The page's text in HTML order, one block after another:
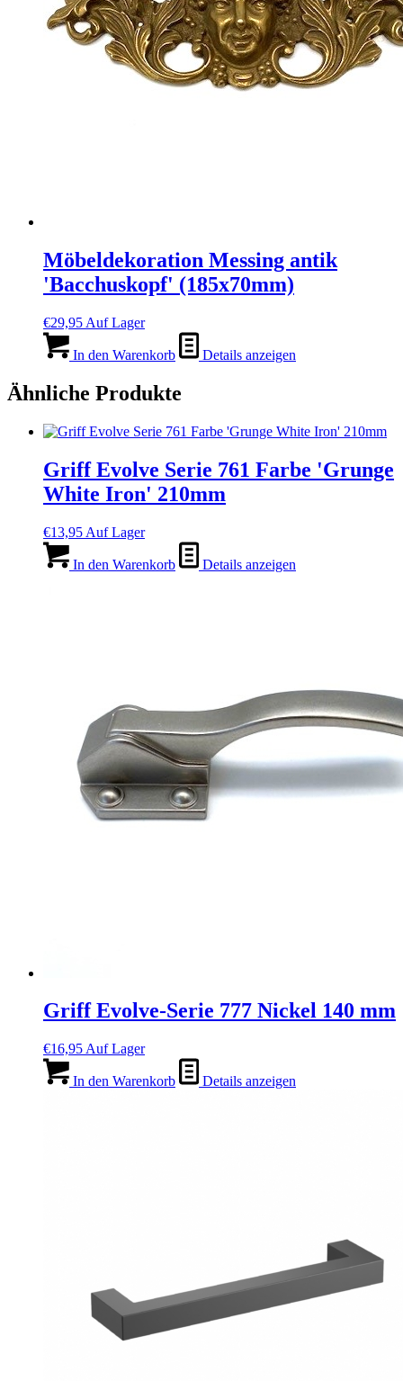
Möbeldekoration Messing antik
'Bacchuskopf' (185x70mm)
€29,95 Auf Lager
In den Warenkorb Details anzeigen
Ähnliche Produkte
Griff Evolve Serie 761 Farbe 'Grunge
White Iron' 210mm
€13,95 Auf Lager
In den Warenkorb Details anzeigen
Griff Evolve-Serie 777 Nickel 140 mm
€16,95 Auf Lager
In den Warenkorb Details anzeigen